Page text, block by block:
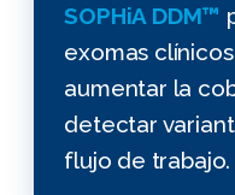
SOPHiA DDM™
exomas
aumentar la
detectar
flujo de trabajo.